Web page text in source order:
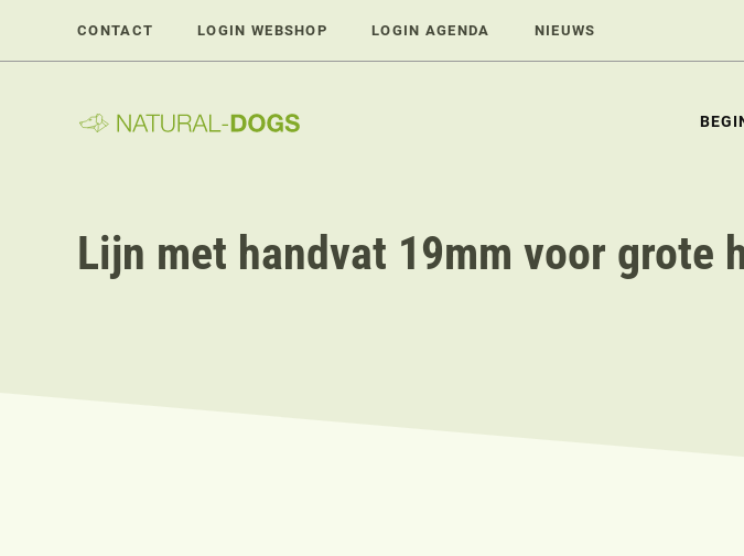
CONTACT LOGIN WEBSHOP LOGIN AGENDA NIEUWS
Lijn met handvat 19mm voor grote